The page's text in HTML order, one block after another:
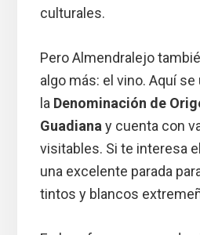
culturales.
Pero Almendralejo
algo más: el vino. Aquí
la Denominación de
Guadiana y cuenta con
visitables. Si te interesa
una excelente parada
tintos y blancos